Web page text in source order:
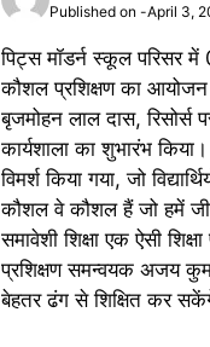
Published on -April 3,
पिट्स मॉडर्न स्कूल परिसर
कौशल प्रशिक्षण का आयोजन
बृजमोहन लाल दास,
कार्यशाला का शुभारंभ
विमर्श किया गया, जो
कौशल वे कौशल हैं जो हमें
समावेशी शिक्षा एक ऐसी
प्रशिक्षण समन्वयक अजय
बेहतर ढंग से शिक्षित कर